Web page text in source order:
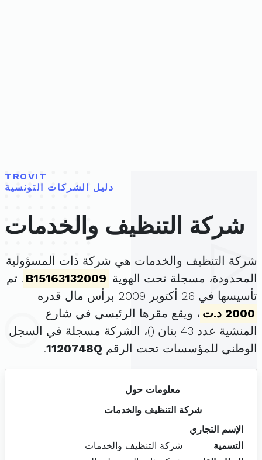
TROVIT
دليل الشركات التونسية
شركة التنظيف والخدمات
شركة التنظيف والخدمات هي شركة ذات المسؤولية
المحدودة، مسجلة تحت الهوية B15163132009 . تم
تأسيسها في 26 أكتوبر 2009 برأس مال قدره
2000 د.ت
، ويقع مقرها الرئيسي في شارع
المنشية عدد 43 بنان (
)، الشركة مسجلة في السجل
الوطني للمؤسسات تحت الرقم 1120748Q
.
معلومات حول
شركة التنظيف والخدمات
الإسم التجاري
التسمية
شركة التنظيف والخدمات